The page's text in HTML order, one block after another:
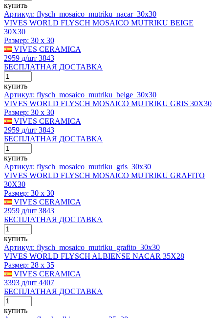
купить
Артикул: flysch_mosaico_mutriku_nacar_30x30
VIVES WORLD FLYSCH MOSAICO MUTRIKU BEIGE
30X30
Размер: 30 x 30
VIVES CERAMICA
2959 д/шт 3843
БЕСПЛАТНАЯ ДОСТАВКА
купить
Артикул: flysch_mosaico_mutriku_beige_30x30
VIVES WORLD FLYSCH MOSAICO MUTRIKU GRIS 30X30
Размер: 30 x 30
VIVES CERAMICA
2959 д/шт 3843
БЕСПЛАТНАЯ ДОСТАВКА
купить
Артикул: flysch_mosaico_mutriku_gris_30x30
VIVES WORLD FLYSCH MOSAICO MUTRIKU GRAFITO
30X30
Размер: 30 x 30
VIVES CERAMICA
2959 д/шт 3843
БЕСПЛАТНАЯ ДОСТАВКА
купить
Артикул: flysch_mosaico_mutriku_grafito_30x30
VIVES WORLD FLYSCH ALBIENSE NACAR 35X28
Размер: 28 x 35
VIVES CERAMICA
3393 д/шт 4407
БЕСПЛАТНАЯ ДОСТАВКА
купить